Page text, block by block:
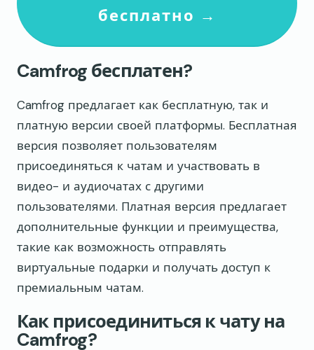
бесплатно →
Camfrog бесплатен?
Camfrog предлагает как бесплатную, так и
платную версии своей платформы. Бесплатная
версия позволяет пользователям
присоединяться к чатам и участвовать в
видео- и аудиочатах с другими
пользователями. Платная версия предлагает
дополнительные функции и преимущества,
такие как возможность отправлять
виртуальные подарки и получать доступ к
премиальным чатам.
Как присоединиться к чату на
Camfrog?